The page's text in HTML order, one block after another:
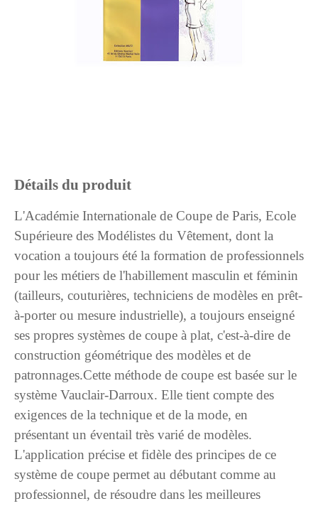
Détails du produit
L'Académie Internationale de Coupe de Paris, Ecole
Supérieure des Modélistes du Vêtement, dont la
vocation a toujours été la formation de professionnels
pour les métiers de l'habillement masculin et féminin
(tailleurs, couturières, techniciens de modèles en prêt-
à-porter ou mesure industrielle), a toujours enseigné
ses propres systèmes de coupe à plat, c'est-à-dire de
construction géométrique des modèles et de
patronnages.Cette méthode de coupe est basée sur le
système Vauclair-Darroux. Elle tient compte des
exigences de la technique et de la mode, en
présentant un éventail très varié de modèles.
L'application précise et fidèle des principes de ce
système de coupe permet au débutant comme au
professionnel, de résoudre dans les meilleures